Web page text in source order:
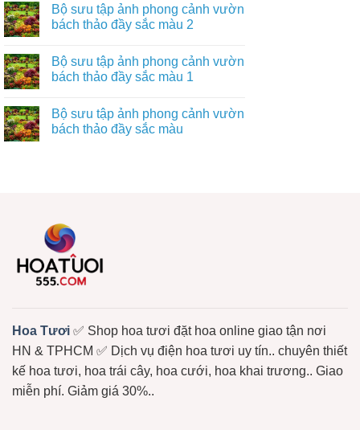
Bộ sưu tập ảnh phong cảnh vườn
bách thảo đầy sắc màu 2
Bộ sưu tập ảnh phong cảnh vườn
bách thảo đầy sắc màu 1
Bộ sưu tập ảnh phong cảnh vườn
bách thảo đầy sắc màu
Hoa Tươi ✅ Shop hoa tươi đặt hoa online giao tận nơi
HN & TPHCM ✅ Dịch vụ điện hoa tươi uy tín.. chuyên thiết
kế hoa tươi, hoa trái cây, hoa cưới, hoa khai trương.. Giao
miễn phí. Giảm giá 30%..